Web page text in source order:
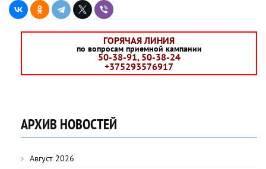
ГОРЯЧАЯ ЛИНИЯ
по вопросам приемной кампании
50-38-91, 50-38-24
+375293576917
АРХИВ НОВОСТЕЙ
Август 2026